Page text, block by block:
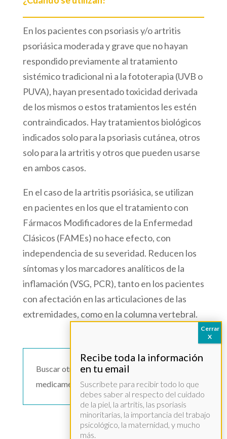
En los pacientes con psoriasis y/o artritis
psoriásica moderada y grave que no hayan
respondido previamente al tratamiento
sistémico tradicional ni a la fototerapia (UVB o
PUVA), hayan presentado toxicidad derivada
de los mismos o estos tratamientos les estén
contraindicados. Hay tratamientos biológicos
indicados solo para la psoriasis cutánea, otros
solo para la artritis y otros que pueden usarse
en ambos casos.
En el caso de la artritis psoriásica, se utilizan
en pacientes en los que el tratamiento con
Fármacos Modificadores de la Enfermedad
Clásicos (FAMEs) no hace efecto, con
independencia de su severidad. Reducen los
síntomas y los marcadores analíticos de la
inflamación (VSG, PCR), tanto en los pacientes
con afectación en las articulaciones de las
extremidades, como en la columna vertebral.
Buscar otro
medicamento >>Suscríbete para recibir todo lo que
debes saber al respecto del cuidado
de la piel, la artritis, las psoriasis
minoritarias, la importancia del trabajo
psicológico, la maternidad, y mucho
más.